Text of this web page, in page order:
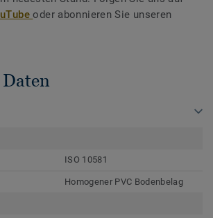
oder abonnieren Sie unseren
ISO 10581
Homogener PVC Bodenbelag